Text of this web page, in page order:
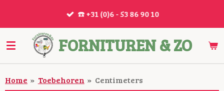
de
hoofdinhoud
FORNITUREN & ZO
☎️ +31 (0)6 - 53 86 90 10
Home » Toebehoren » Centimeters